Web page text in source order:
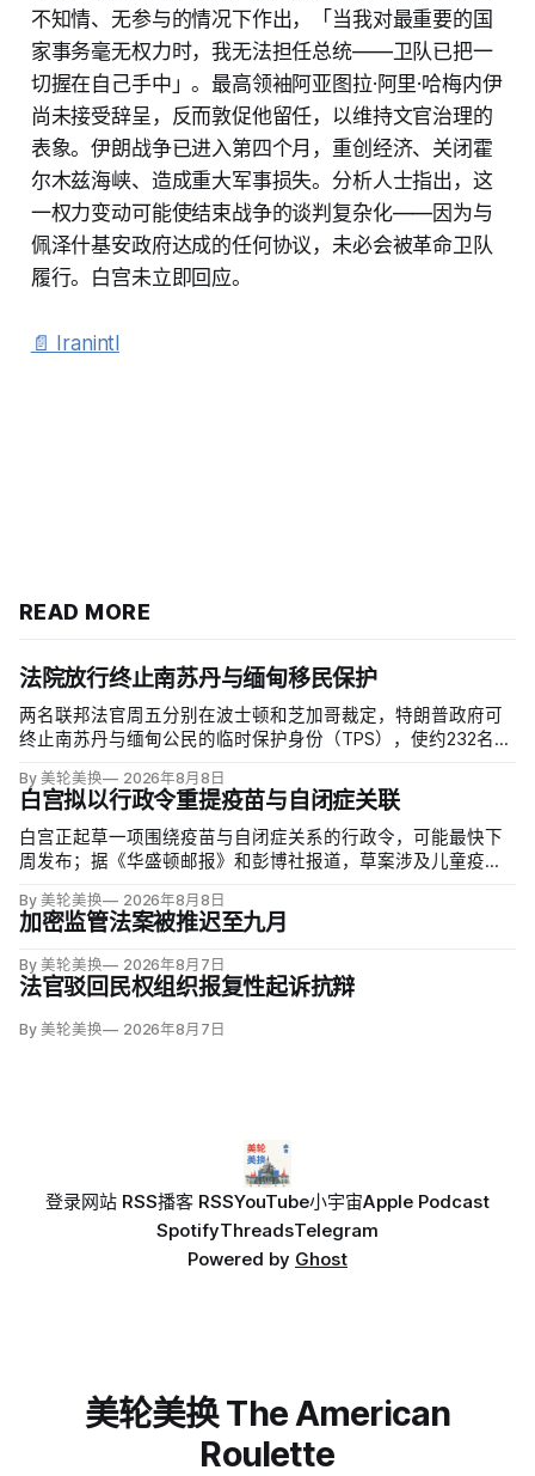
不知情、无参与的情况下作出，「当我对最重要的国
家事务毫无权力时，我无法担任总统——卫队已把一
切握在自己手中」。最高领袖阿亚图拉·阿里·哈梅内伊
尚未接受辞呈，反而敦促他留任，以维持文官治理的
表象。伊朗战争已进入第四个月，重创经济、关闭霍
尔木兹海峡、造成重大军事损失。分析人士指出，这
一权力变动可能使结束战争的谈判复杂化——因为与
佩泽什基安政府达成的任何协议，未必会被革命卫队
履行。白宫未立即回应。
📄 Iranintl
READ MORE
法院放行终止南苏丹与缅甸移民保护
两名联邦法官周五分别在波士顿和芝加哥裁定，特朗普政府可
终止南苏丹与缅甸公民的临时保护身份（TPS），使约232名南
障。两国分别因长期武装冲突及2021年军事政变后动荡而获指
定；国土安全部去年11月决定取消保护。
By 美轮美换 2026年8月8日
白宫拟以行政令重提疫苗与自闭症关联
白宫正起草一项围绕疫苗与自闭症关系的行政令，可能最快下
周发布；据《华盛顿邮报》和彭博社报道，草案涉及儿童疫苗
项覆盖全球数百万儿童的高质量研究均未发现儿童疫苗导致自
闭症，相关说法源自一项后来撤稿的欺诈性研究，作者也被吊
销执照。
By 美轮美换 2026年8月8日
加密监管法案被推迟至九月
By 美轮美换 2026年8月7日
法官驳回民权组织报复性起诉抗辩
By 美轮美换 2026年8月7日
登录网站 RSS播客 RSSYouTube小宇宙Apple Podcast
SpotifyThreadsTelegram
Powered by Ghost
美轮美换 The American
Roulette